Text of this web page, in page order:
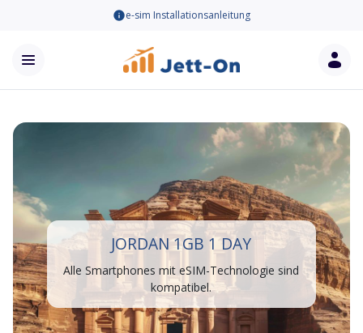
e-sim Installationsanleitung
JORDAN 1GB 1 DAY
Alle Smartphones mit eSIM-Technologie sind
kompatibel.